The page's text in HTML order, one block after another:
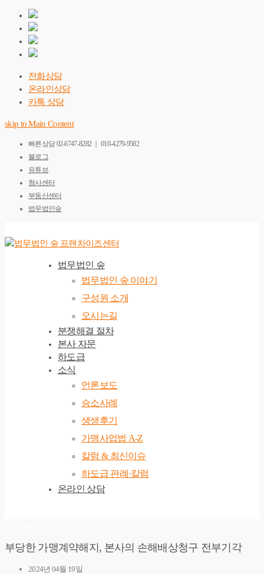
전화상담
온라인상담
카톡 상담
skip to Main Content
빠른상담02-6747-8282 ｜ 010-4279-9582
블로그
유튜브
형사센터
부동산센터
법무법인숲
법무법인 숲
법무법인 숲 이야기
구성원 소개
오시는길
분쟁해결 절차
본사 자문
하도급
소식
언론보도
승소사례
생생후기
가맹사업법 A-Z
칼럼 & 최신이슈
하도급 판례·칼럼
온라인 상담
부당한 가맹계약해지, 본사의 손해배상청구 전부기각
2024년 04월 19일